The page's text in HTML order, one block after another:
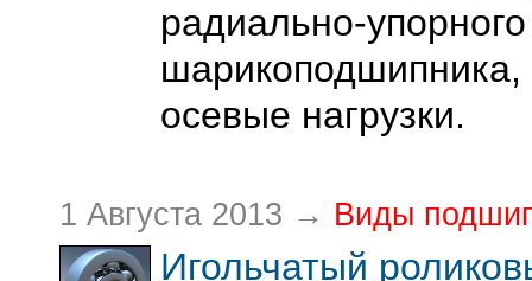
радиально-упорного
шарикоподшипника,
осевые нагрузки.
1 Августа 2013 → Виды
Игольчатый